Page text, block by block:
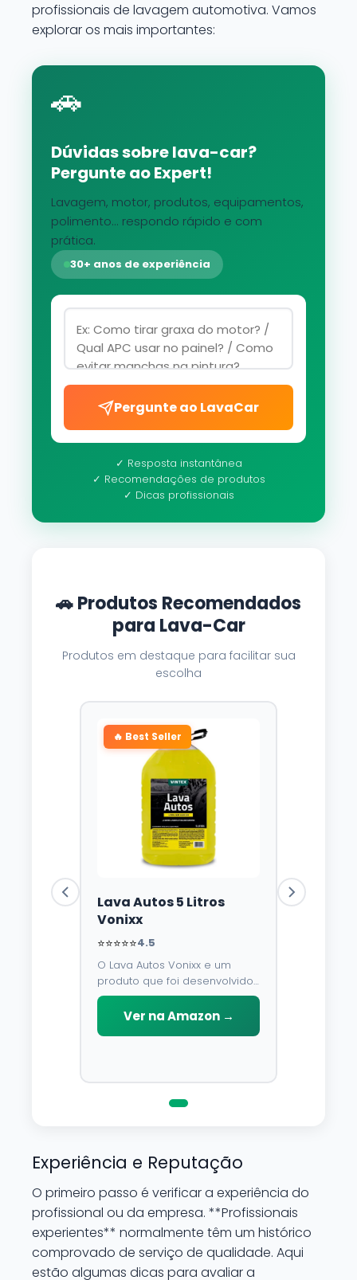
profissionais de lavagem automotiva. Vamos
explorar os mais importantes:
🚗
Dúvidas sobre lava-car?
Pergunte ao Expert!
Lavagem, motor, produtos, equipamentos,
polimento... respondo rápido e com
prática.
30+ anos de experiência
Pergunte ao LavaCar
✓ Resposta instantânea
✓ Recomendações de produtos
✓ Dicas profissionais
🚗 Produtos Recomendados
para Lava-Car
Produtos em destaque para facilitar sua
escolha
🔥 Best Seller
Lava Autos 5 Litros
Vonixx
⭐⭐⭐⭐⭐4.5
O Lava Autos Vonixx e um
produto que foi desenvolvido
para limpar, proteger e
conservar a lataria do veiculo.
Por possuir pH neutro, pode
Ver na Amazon →
Experiência e Reputação
O primeiro passo é verificar a experiência do
profissional ou da empresa. **Profissionais
experientes** normalmente têm um histórico
comprovado de serviço de qualidade. Aqui
estão algumas dicas para avaliar a